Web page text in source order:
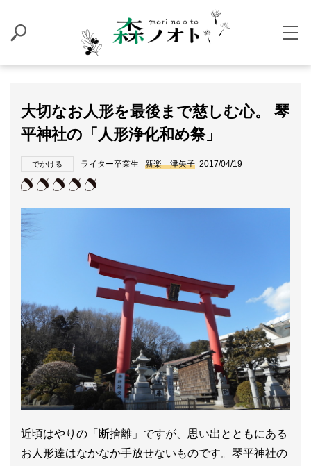
大切なお人形を最後まで慈しむ心。 琴
平神社の「人形浄化和め祭」
でかける ライター卒業生 新楽 津矢子 2017/04/19
近頃はやりの「断捨離」ですが、思い出とともにある
お人形達はなかなか手放せないものです。琴平神社の